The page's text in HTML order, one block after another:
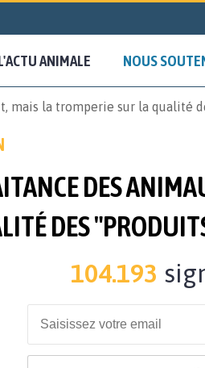
ANIMALE NOUS
mais la tromperie sur la qualité
DES
DES
104.193